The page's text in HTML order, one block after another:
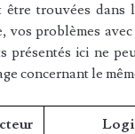
trouvées dans
vos problèmes
présentés ici ne
concernant le